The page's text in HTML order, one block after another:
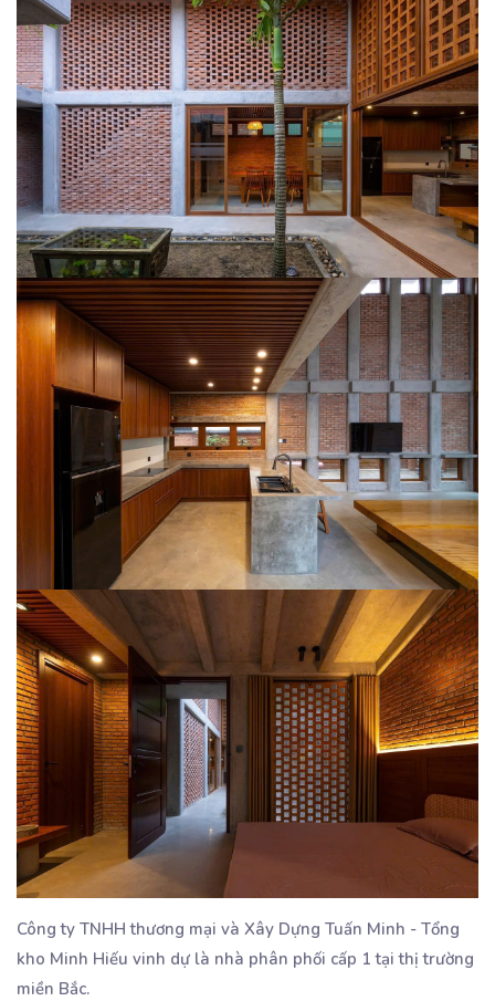
Công ty TNHH thương mại và Xây Dựng Tuấn Minh - Tổng
kho Minh Hiếu vinh dự là nhà phân phối cấp 1 tại thị trường
miền Bắc.